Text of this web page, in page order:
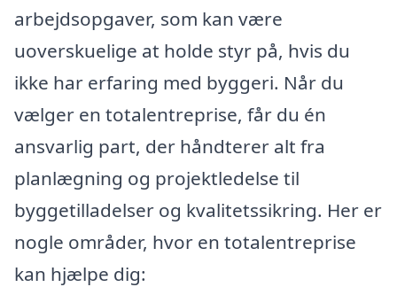
arbejdsopgaver, som kan være
uoverskuelige at holde styr på, hvis du
ikke har erfaring med byggeri. Når du
vælger en totalentreprise, får du én
ansvarlig part, der håndterer alt fra
planlægning og projektledelse til
byggetilladelser og kvalitetssikring. Her er
nogle områder, hvor en totalentreprise
kan hjælpe dig: